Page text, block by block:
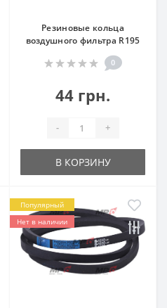
Резиновые кольца
воздушного фильтра R195
0
44 грн.
- +
В КОРЗИНУ
Популярный
Нет в наличии